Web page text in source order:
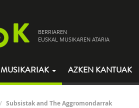
BERRIAREN
EUSKAL MUSIKAREN ATARIA
MUSIKARIAK AZKEN KANTUAK
Subsistak and The Aggromondarrak